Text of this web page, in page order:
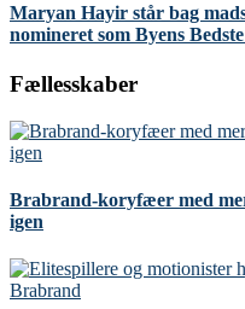
Maryan Hayir står bag
nomineret som Byens
Fællesskaber
Brabrand-koryfæer med
igen